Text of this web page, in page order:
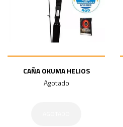
CAÑA OKUMA HELIOS
Agotado